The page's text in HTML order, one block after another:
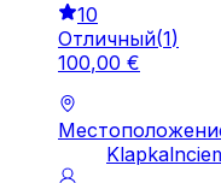
10
Отличный(1)
100,00 €